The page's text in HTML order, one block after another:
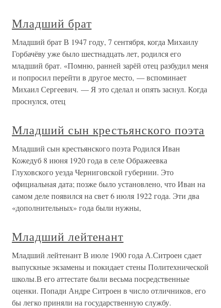
Младший брат
Младший брат В 1947 году, 7 сентября, когда Михаилу
Горбачёву уже было шестнадцать лет, родился его
младший брат. «Помню, ранней зарёй отец разбудил меня
и попросил перейти в другое место, — вспоминает
Михаил Сергеевич. — Я это сделал и опять заснул. Когда
проснулся, отец
Младший сын крестьянского поэта
Младший сын крестьянского поэта Родился Иван
Кожедуб 8 июня 1920 года в селе Ображеевка
Глуховского уезда Черниговской губернии. Это
официальная дата; позже было установлено, что Иван на
самом деле появился на свет 6 июля 1922 года. Эти два
«дополнительных» года были нужны,
Младший лейтенант
Младший лейтенант В июле 1900 года А.Ситроен сдает
выпускные экзамены и покидает стены Политехнической
школы.В его аттестате были весьма посредственные
оценки. Попади Андре Ситроен в число отличников, его
бы легко приняли на государственную службу.